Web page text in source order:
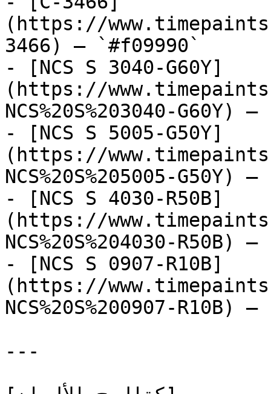
(https://
3466) — `#f09990`
- [NCS S 3040-G60Y]
(https://
NCS%20S%203040-G60Y)
- [NCS S 5005-G50Y]
(https://
NCS%20S%205005-G50Y)
- [NCS S 4030-R50B]
(https://
NCS%20S%204030-R50B)
- [NCS S 0907-R10B]
(https://
NCS%20S%200907-R10B)
---